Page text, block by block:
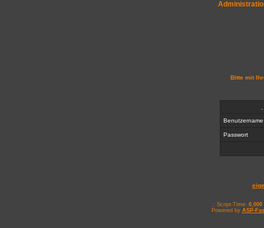
Bitte mit
Passwort
.: Script-Time: 0,000
Powered by ASP-